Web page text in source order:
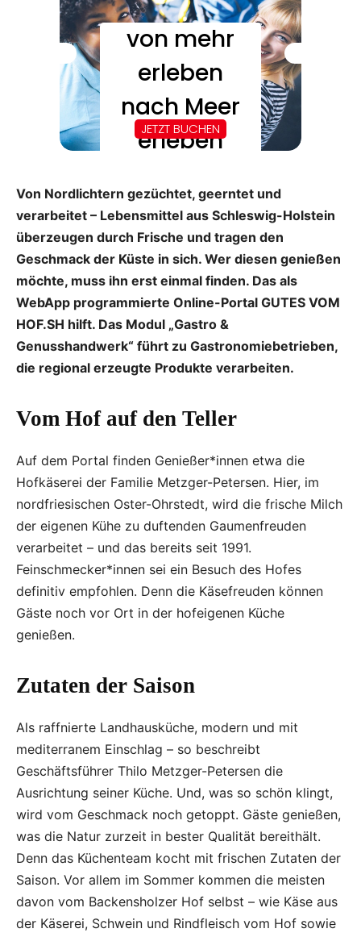
Von Nordlichtern gezüchtet, geerntet und
verarbeitet – Lebensmittel aus Schleswig-Holstein
überzeugen durch Frische und tragen den
Geschmack der Küste in sich. Wer diesen genießen
möchte, muss ihn erst einmal finden. Das als
WebApp programmierte Online-Portal GUTES VOM
HOF.SH hilft. Das Modul „Gastro &
Genusshandwerk“ führt zu Gastronomiebetrieben,
die regional erzeugte Produkte verarbeiten.
Vom Hof auf den Teller
Auf dem Portal finden Genießer*innen etwa die
Hofkäserei der Familie Metzger-Petersen. Hier, im
nordfriesischen Oster-Ohrstedt, wird die frische Milch
der eigenen Kühe zu duftenden Gaumenfreuden
verarbeitet – und das bereits seit 1991.
Feinschmecker*innen sei ein Besuch des Hofes
definitiv empfohlen. Denn die Käsefreuden können
Gäste noch vor Ort in der hofeigenen Küche
genießen.
Zutaten der Saison
Als raffnierte Landhausküche, modern und mit
mediterranem Einschlag – so beschreibt
Geschäftsführer Thilo Metzger-Petersen die
Ausrichtung seiner Küche. Und, was so schön klingt,
wird vom Geschmack noch getoppt. Gäste genießen,
was die Natur zurzeit in bester Qualität bereithält.
Denn das Küchenteam kocht mit frischen Zutaten der
Saison. Vor allem im Sommer kommen die meisten
davon vom Backensholzer Hof selbst – wie Käse aus
der Käserei, Schwein und Rindfleisch vom Hof sowie